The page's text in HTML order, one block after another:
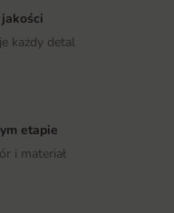
każdy detal
etapie
i materiał